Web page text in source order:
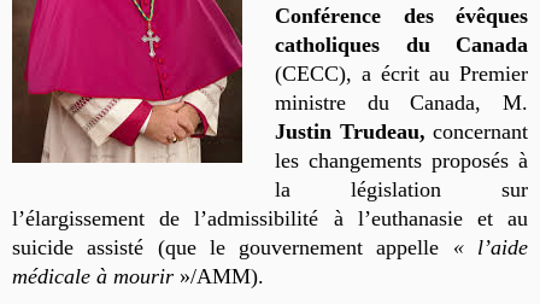
Conférence des évêques
catholiques du Canada
(CECC), a écrit au Premier
ministre du Canada, M.
Justin Trudeau, concernant
les changements proposés à
la législation sur
l’élargissement de l’admissibilité à l’euthanasie et au
suicide assisté (que le gouvernement appelle « l’aide
médicale à mourir »/AMM).